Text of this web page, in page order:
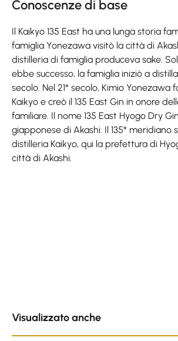
Conoscenze di base
Il Kaikyo 135 East ha una lunga storia
famiglia Yonezawa visitò la città di
distilleria di famiglia produceva sake.
ebbe successo, la famiglia iniziò a
secolo. Nel 21° secolo, Kimio Yonezawa
Kaikyo e creò il 135 East Gin in onore
familiare. Il nome 135 East Hyogo Dry
giapponese di Akashi. Il 135° meridiano
distilleria Kaikyo, qui la prefettura di
città di Akashi.
Visualizzato anche